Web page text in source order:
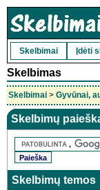
Skelbimai Įdėti
Skelbimas
Skelbimai > Gyvūnai,
Skelbimų
Skelbimų temos